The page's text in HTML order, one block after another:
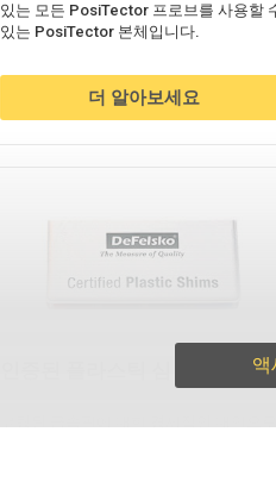
있는 모든 PosiTector 프로브를 사용할
있는 PosiTector 본체입니다.
더 알아보세요
액